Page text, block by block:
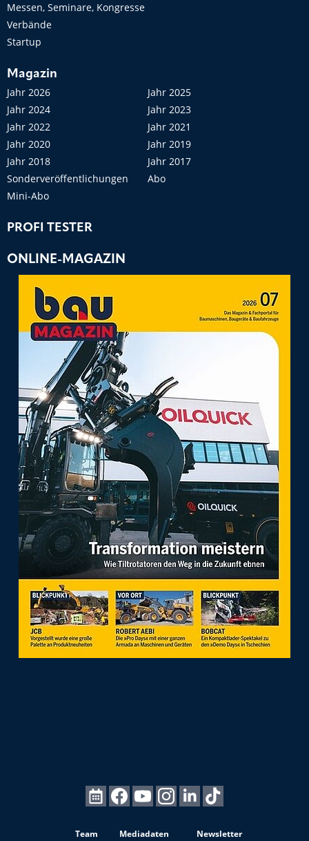
Messen, Seminare, Kongresse
Verbände
Startup
Magazin
Jahr 2026
Jahr 2025
Jahr 2024
Jahr 2023
Jahr 2022
Jahr 2021
Jahr 2020
Jahr 2019
Jahr 2018
Jahr 2017
Sonderveröffentlichungen
Abo
Mini-Abo
PROFI TESTER
ONLINE-MAGAZIN
Team Mediadaten Newsletter